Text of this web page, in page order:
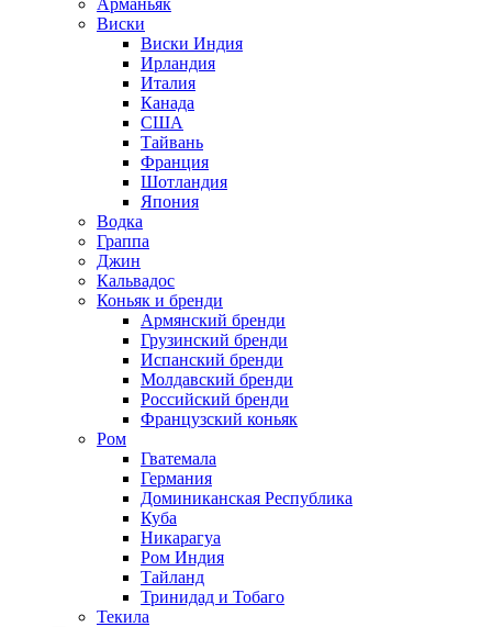
Арманьяк
Виски
Виски Индия
Ирландия
Италия
Канада
США
Тайвань
Франция
Шотландия
Япония
Водка
Граппа
Джин
Кальвадос
Коньяк и бренди
Армянский бренди
Грузинский бренди
Испанский бренди
Молдавский бренди
Российский бренди
Французский коньяк
Ром
Гватемала
Германия
Доминиканская Республика
Куба
Никарагуа
Ром Индия
Тайланд
Тринидад и Тобаго
Текила